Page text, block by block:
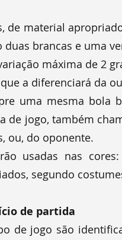
de material
brancas e uma
máxima de 2
a diferenciará da
uma mesma bola
de jogo, também
ou, do oponente.
usadas nas
segundo
de partida
de jogo são